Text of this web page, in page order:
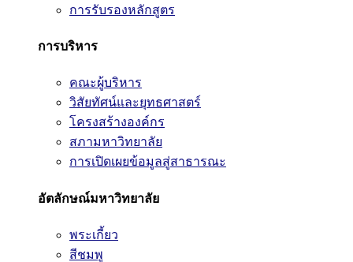
การรับรองหลักสูตร
การบริหาร
คณะผู้บริหาร
วิสัยทัศน์และยุทธศาสตร์
โครงสร้างองค์กร
สภามหาวิทยาลัย
การเปิดเผยข้อมูลสู่สาธารณะ
อัตลักษณ์มหาวิทยาลัย
พระเกี้ยว
สีชมพู